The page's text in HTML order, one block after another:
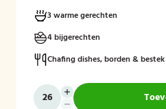
3 warme gerechten
4 bijgerechten
Chafing dishes, borden & bestek